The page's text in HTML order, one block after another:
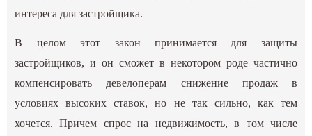
интереса для застройщика.
В целом этот закон принимается для защиты
застройщиков, и он сможет в некотором роде частично
компенсировать девелоперам снижение продаж в
условиях высоких ставок, но не так сильно, как тем
хочется. Причем спрос на недвижимость, в том числе